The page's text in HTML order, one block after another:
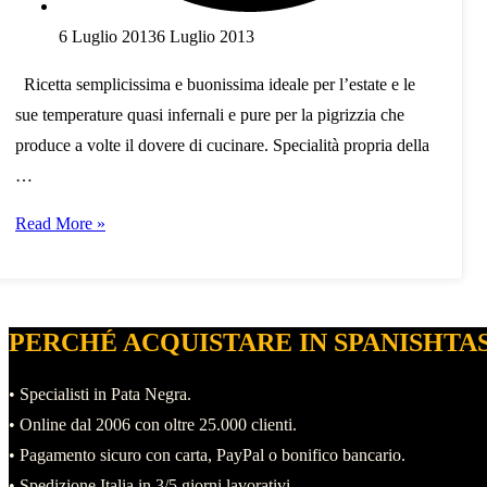
6 Luglio 20136 Luglio 2013
Ricetta semplicissima e buonissima ideale per l’estate e le
sue temperature quasi infernali e pure per la pigrizzia che
produce a volte il dovere di cucinare. Specialità propria della
…
Ricetta:
melone
Read More »
PERCHÉ ACQUISTARE IN
• Specialisti in Pata Negra.
• Online dal 2006 con oltre 25.000 clienti.
• Pagamento sicuro con carta, PayPal o bonifico bancario.